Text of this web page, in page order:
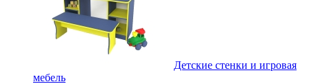
Детские стенки и игровая
мебель